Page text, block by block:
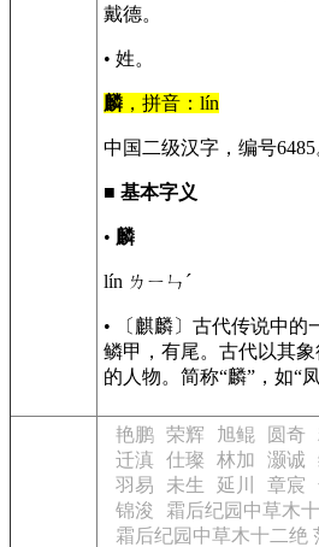
戴德。
• 姓。
麟 ，拼音：lín
中国二级汉字，编号6485
■ 基本字义
• 麟
lín ㄌㄧㄣˊ
• 〔麒麟〕古代传说中的
鳞甲，有尾。古代以其
的人物。简称“麟”，如“
艳鹏 荣辉 旭鲲 圆奇
迁滇 仕璨 林加 灏诚
羽易
未生 延川 章宸
锦浚
霜后纪园中草木
霜后纪园中草木十二绝